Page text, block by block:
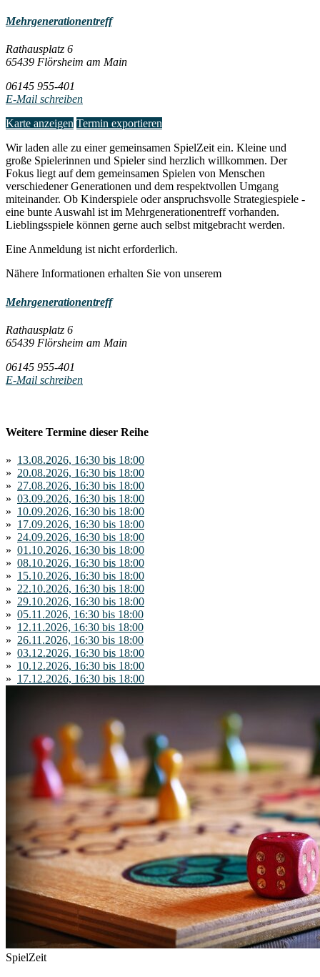
Mehrgenerationentreff
Rathausplatz 6
65439 Flörsheim am Main
06145 955-401
E-Mail schreiben
Karte anzeigen Termin exportieren
Wir laden alle zu einer gemeinsamen SpielZeit ein. Kleine und
große Spielerinnen und Spieler sind herzlich willkommen. Der
Fokus liegt auf dem gemeinsamen Spielen von Menschen
verschiedener Generationen und dem respektvollen Umgang
miteinander. Ob Kinderspiele oder anspruchsvolle Strategiespiele -
eine bunte Auswahl ist im Mehrgenerationentreff vorhanden.
Lieblingsspiele können gerne auch selbst mitgebracht werden.
Eine Anmeldung ist nicht erforderlich.
Nähere Informationen erhalten Sie von unserem
Mehrgenerationentreff
Rathausplatz 6
65439 Flörsheim am Main
06145 955-401
E-Mail schreiben
Weitere Termine dieser Reihe
» 13.08.2026, 16:30 bis 18:00
» 20.08.2026, 16:30 bis 18:00
» 27.08.2026, 16:30 bis 18:00
» 03.09.2026, 16:30 bis 18:00
» 10.09.2026, 16:30 bis 18:00
» 17.09.2026, 16:30 bis 18:00
» 24.09.2026, 16:30 bis 18:00
» 01.10.2026, 16:30 bis 18:00
» 08.10.2026, 16:30 bis 18:00
» 15.10.2026, 16:30 bis 18:00
» 22.10.2026, 16:30 bis 18:00
» 29.10.2026, 16:30 bis 18:00
» 05.11.2026, 16:30 bis 18:00
» 12.11.2026, 16:30 bis 18:00
» 26.11.2026, 16:30 bis 18:00
» 03.12.2026, 16:30 bis 18:00
» 10.12.2026, 16:30 bis 18:00
» 17.12.2026, 16:30 bis 18:00
SpielZeit